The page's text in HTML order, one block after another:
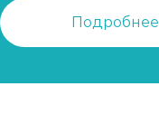
Подробнее